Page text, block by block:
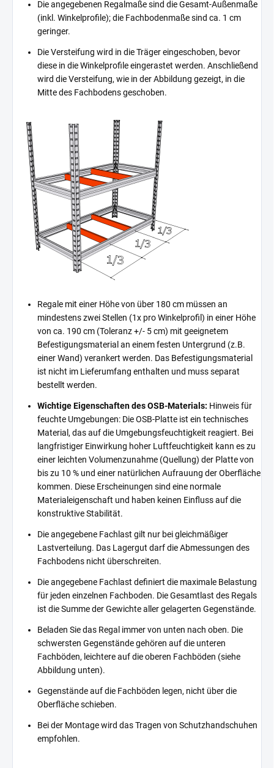
Die angegebenen Regalmaße sind die Gesamt-Außenmaße
(inkl. Winkelprofile); die Fachbodenmaße sind ca. 1 cm
geringer.
Die Versteifung wird in die Träger eingeschoben, bevor
diese in die Winkelprofile eingerastet werden. Anschließend
wird die Versteifung, wie in der Abbildung gezeigt, in die
Mitte des Fachbodens geschoben.
Regale mit einer Höhe von über 180 cm müssen an
mindestens zwei Stellen (1x pro Winkelprofil) in einer Höhe
von ca. 190 cm (Toleranz +/- 5 cm) mit geeignetem
Befestigungsmaterial an einem festen Untergrund (z.B.
einer Wand) verankert werden. Das Befestigungsmaterial
ist nicht im Lieferumfang enthalten und muss separat
bestellt werden.
Wichtige Eigenschaften des OSB-Materials: Hinweis für
feuchte Umgebungen: Die OSB-Platte ist ein technisches
Material, das auf die Umgebungsfeuchtigkeit reagiert. Bei
langfristiger Einwirkung hoher Luftfeuchtigkeit kann es zu
einer leichten Volumenzunahme (Quellung) der Platte von
bis zu 10 % und einer natürlichen Aufrauung der Oberfläche
kommen. Diese Erscheinungen sind eine normale
Materialeigenschaft und haben keinen Einfluss auf die
konstruktive Stabilität.
Die angegebene Fachlast gilt nur bei gleichmäßiger
Lastverteilung. Das Lagergut darf die Abmessungen des
Fachbodens nicht überschreiten.
Die angegebene Fachlast definiert die maximale Belastung
für jeden einzelnen Fachboden. Die Gesamtlast des Regals
ist die Summe der Gewichte aller gelagerten Gegenstände.
Beladen Sie das Regal immer von unten nach oben. Die
schwersten Gegenstände gehören auf die unteren
Fachböden, leichtere auf die oberen Fachböden (siehe
Abbildung unten).
Gegenstände auf die Fachböden legen, nicht über die
Oberfläche schieben.
Bei der Montage wird das Tragen von Schutzhandschuhen
empfohlen.